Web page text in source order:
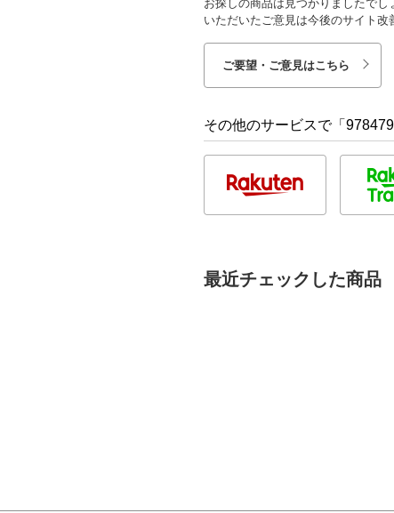
お探しの商品は見つかりましたでし
いただいたご意見は今後のサイト改
ご要望・ご意見はこちら
その他のサービスで「
最近チェックした商品